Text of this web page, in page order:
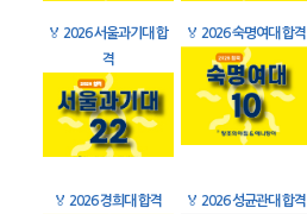
🏅 2026 서울과기대 합
격
🏅 2026 숙명여대 합격
🏅 2026 경희대 합격 🏅 2026 성균관대 합격